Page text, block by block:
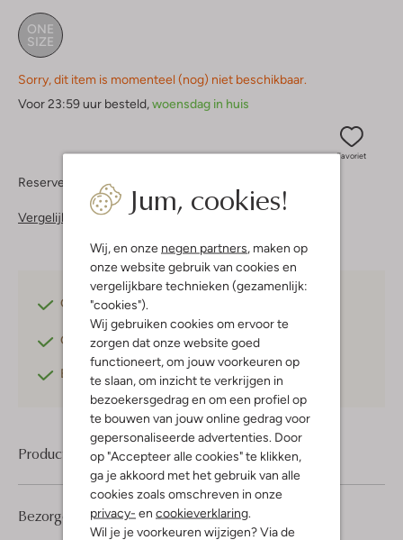
Jum, cookies!
Wij, en onze negen partners, maken op
onze website gebruik van cookies en
vergelijkbare technieken (gezamenlijk:
"cookies").
Wij gebruiken cookies om ervoor te
zorgen dat onze website goed
functioneert, om jouw voorkeuren op
te slaan, om inzicht te verkrijgen in
bezoekersgedrag en om een profiel op
te bouwen van jouw online gedrag voor
gepersonaliseerde advertenties. Door
op "Accepteer alle cookies" te klikken,
ga je akkoord met het gebruik van alle
cookies zoals omschreven in onze
privacy- en cookieverklaring.
Wil je je voorkeuren wijzigen? Via de
ONE
SIZE
Sorry, dit item is momenteel (nog) niet beschikbaar.
Voor 23:59 uur besteld,woensdag in huis
Favoriet
Reserveer direct in een van onze 37 boutiques
Vergelijkbare items
Gratis verzending
Gratis retournerenbinnen 30 dagen*
Betaal achteraf met Klarna
Product informatie
Bezorgen & retourneren